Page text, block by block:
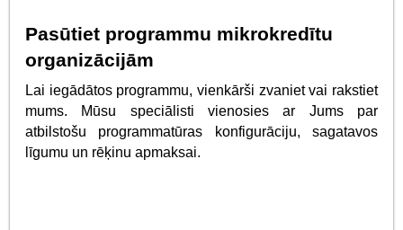
Pasūtiet programmu mikrokredītu
organizācijām
Lai iegādātos programmu, vienkārši zvaniet vai rakstiet
mums. Mūsu speciālisti vienosies ar Jums par
atbilstošu programmatūras konfigurāciju, sagatavos
līgumu un rēķinu apmaksai.